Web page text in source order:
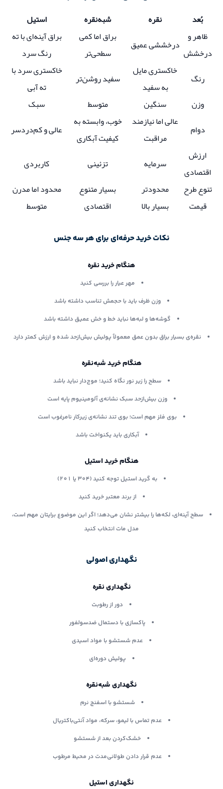
بُعد نقره شبه‌نقره
استیل
ظاهر و
درخشش
درخششی عمیق
براق اما کمی
سطحی‌تر
براق آینه‌ای با ته
رنگ سرد
رنگ
خاکستری مایل
به سفید
سفید روشن‌تر
خاکستری سرد با
ته آبی
وزن
سنگین متوسط
سبک
دوام
عالی اما نیازمند
مراقبت
خوب، وابسته به
کیفیت آبکاری
عالی و کم‌دردسر
ارزش
اقتصادی
سرمایه تزئینی
کاربردی
تنوع طرح
محدودتر بسیار متنوع
محدود اما مدرن
قیمت
بسیار بالا اقتصادی متوسط
نکات خرید حرفه‌ای برای هر سه جنس
هنگام خرید نقره
مهر عیار را بررسی کنید
وزن ظرف باید با حجمش تناسب داشته باشد
گوشه‌ها و لبه‌ها نباید خط و خش عمیق داشته باشد
نقره‌ی بسیار براق بدون عمق معمولاً پولیش بیش‌ازحد شده و ارزش کمتر دارد
هنگام خرید شبه‌نقره
سطح را زیر نور نگاه کنید؛ موج‌دار نباید باشد
وزن بیش‌ازحد سبک نشانه‌ی آلومینیوم پایه است
بوی فلز مهم است؛ بوی تند نشانه‌ی زیرکار نامرغوب است
آبکاری باید یکنواخت باشد
هنگام خرید استیل
به گرید استیل توجه کنید (۳۰۴ یا ۲۰۱)
از برند معتبر خرید کنید
سطح آینه‌ای، لکه‌ها را بیشتر نشان می‌دهد؛ اگر این موضوع برایتان مهم است،
مدل مات انتخاب کنید
نگهداری اصولی
نگهداری نقره
دور از رطوبت
پاکسازی با دستمال ضدسولفور
عدم شستشو با مواد اسیدی
پولیش دوره‌ای
نگهداری شبه‌نقره
شستشو با اسفنج نرم
عدم تماس با لیمو، سرکه، مواد آنتی‌باکتریال
خشک‌کردن بعد از شستشو
عدم قرار دادن طولانی‌مدت در محیط مرطوب
نگهداری استیل